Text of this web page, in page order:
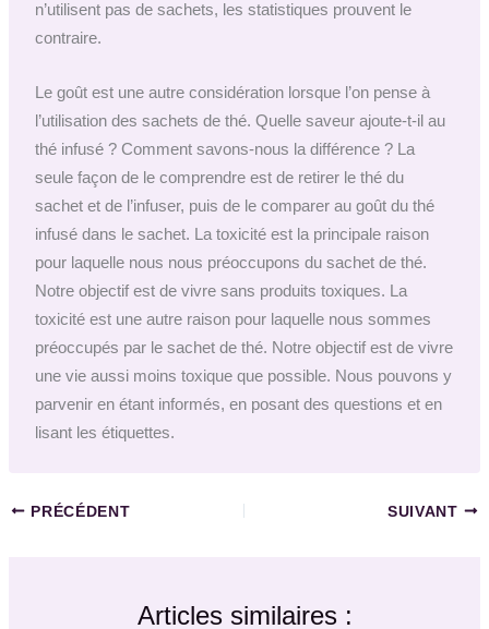
n’utilisent pas de sachets, les statistiques prouvent le
contraire.
Le goût est une autre considération lorsque l’on pense à
l’utilisation des sachets de thé. Quelle saveur ajoute-t-il au
thé infusé ? Comment savons-nous la différence ? La
seule façon de le comprendre est de retirer le thé du
sachet et de l’infuser, puis de le comparer au goût du thé
infusé dans le sachet. La toxicité est la principale raison
pour laquelle nous nous préoccupons du sachet de thé.
Notre objectif est de vivre sans produits toxiques. La
toxicité est une autre raison pour laquelle nous sommes
préoccupés par le sachet de thé. Notre objectif est de vivre
une vie aussi moins toxique que possible. Nous pouvons y
parvenir en étant informés, en posant des questions et en
lisant les étiquettes.
PRÉCÉDENT SUIVANT
Articles similaires :